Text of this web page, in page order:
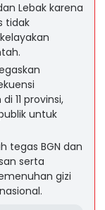
Lebak karena
tidak
11 provinsi,
untuk
tegas BGN dan
serta
gizi